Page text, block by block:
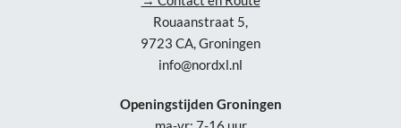
Rouaanstraat 5,
9723 CA, Groningen
info@nordxl.nl
Openingstijden Groningen